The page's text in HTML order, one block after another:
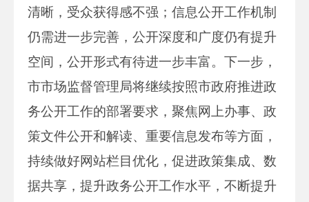
清晰，受众获得感不强；信息公开工作机制
仍需进一步完善，公开深度和广度仍有提升
空间，公开形式有待进一步丰富。下一步，
市市场监督管理局将继续按照市政府推进政
务公开工作的部署要求，聚焦网上办事、政
策文件公开和解读、重要信息发布等方面，
持续做好网站栏目优化，促进政策集成、数
据共享，提升政务公开工作水平，不断提升